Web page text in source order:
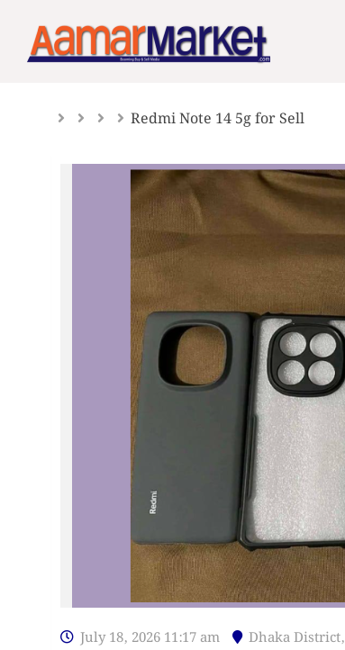
content
Redmi Note 14 5g for Sell
July 18, 2026 11:17 am Dhaka District,